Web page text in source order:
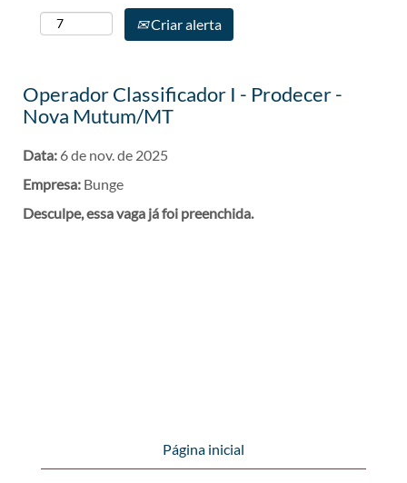
Criar alerta
Operador Classificador I - Prodecer -
Nova Mutum/MT
Data: 6 de nov. de 2025
Empresa: Bunge
Desculpe, essa vaga já foi preenchida.
Página inicial